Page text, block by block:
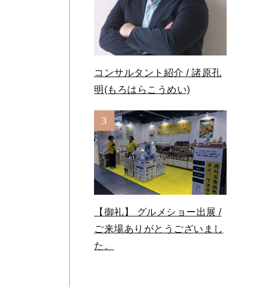
コンサルタント紹介 / 諸原孔
明(もろはらこうめい)
3
【御礼】 グルメショー出展 /
ご来場ありがとうございまし
た。